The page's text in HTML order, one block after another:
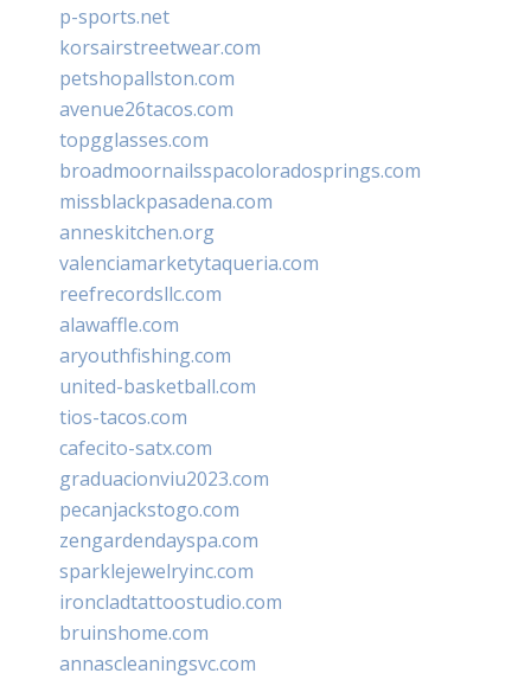
p-sports.net
korsairstreetwear.com
petshopallston.com
avenue26tacos.com
topgglasses.com
broadmoornailsspacoloradosprings.com
missblackpasadena.com
anneskitchen.org
valenciamarketytaqueria.com
reefrecordsllc.com
alawaffle.com
aryouthfishing.com
united-basketball.com
tios-tacos.com
cafecito-satx.com
graduacionviu2023.com
pecanjackstogo.com
zengardendayspa.com
sparklejewelryinc.com
ironcladtattoostudio.com
bruinshome.com
annascleaningsvc.com